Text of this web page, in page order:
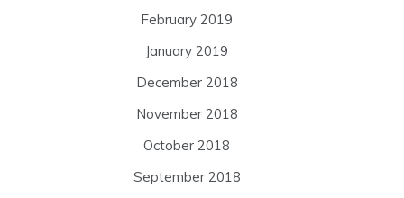
February 2019
January 2019
December 2018
November 2018
October 2018
September 2018